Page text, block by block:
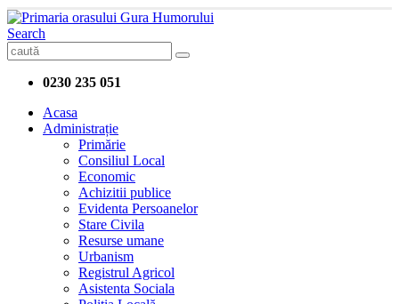
Search
0230 235 051
Acasa
Administrație
Primărie
Consiliul Local
Economic
Achizitii publice
Evidenta Persoanelor
Stare Civila
Resurse umane
Urbanism
Registrul Agricol
Asistenta Sociala